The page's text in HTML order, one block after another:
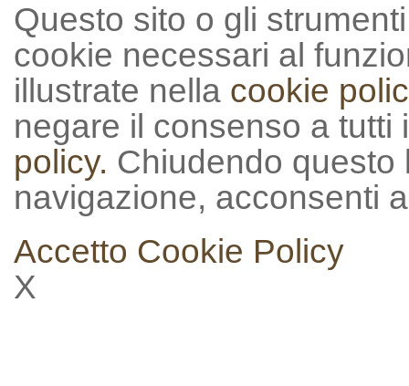
Questo sito o gli
cookie necessari al
illustrate nella cookie
negare il consenso a
policy. Chiudendo
navigazione, acconsenti
Accetto Cookie Policy
X